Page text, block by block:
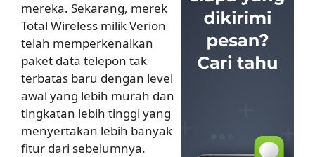
mereka. Sekarang, merek
Total Wireless milik Verion
telah memperkenalkan
paket data telepon tak
terbatas baru dengan level
awal yang lebih murah dan
tingkatan lebih tinggi yang
menyertakan lebih banyak
fitur dari sebelumnya.